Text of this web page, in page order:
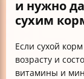
и нужно
сухим
Если сухой
возрасту и
витамины и